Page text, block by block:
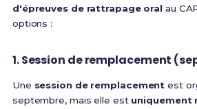
d'épreuves de rattrapage oral au
options :
1. Session de remplacement
Une session de remplacement est
septembre, mais elle est uniquement